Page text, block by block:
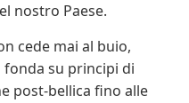
nostro Paese.
cede mai al buio,
fonda su principi di
post-bellica fino alle